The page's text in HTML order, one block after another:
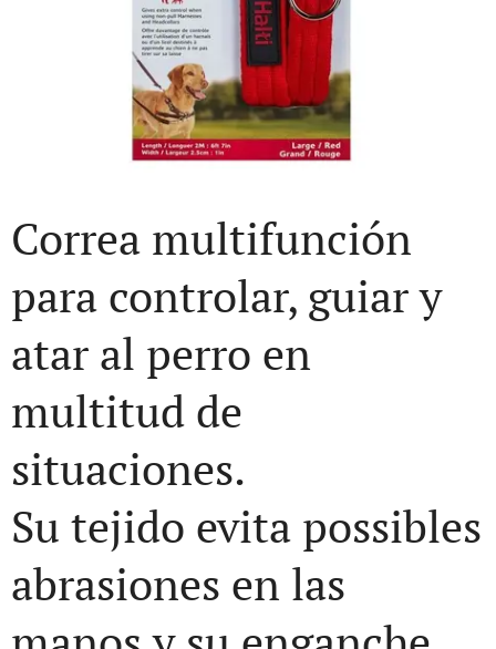
Correa multifunción
para controlar, guiar y
atar al perro en
multitud de
situaciones.
Su tejido evita possibles
abrasiones en las